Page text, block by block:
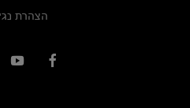
הצהרת